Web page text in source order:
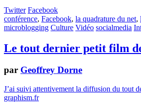
Twitter Facebook
conférence, Facebook, la quadrature du net,
microblogging Culture Vidéo socialmedia
Le tout dernier petit film
par Geoffrey Dorne
J’ai suivi attentivement la diffusion du
graphism.fr